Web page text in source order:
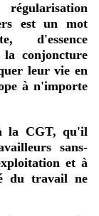
est un mot
d'essence
conjoncture
leur vie en
à n'importe
la CGT, qu'il
sans-
et à
du travail ne